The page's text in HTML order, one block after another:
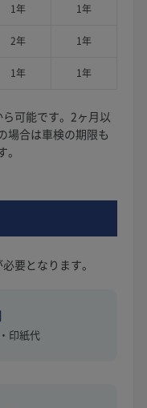
1年 1年
2年 1年
1年 1年
可能です。2ヶ月以
場合は車検の期限も
要となります。
印紙代